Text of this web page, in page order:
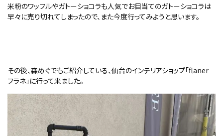
米粉のワッフルやガトーショコラも人気でお目当てのガトーショコラは
早々に売り切れてしまったので、また今度行ってみようと思います。
その後、森めぐでもご紹介している、仙台のインテリアショップ「flaner
フラネ」に行って来ました。